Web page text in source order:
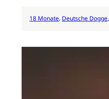
18 Monate, Deutsche Dogge,